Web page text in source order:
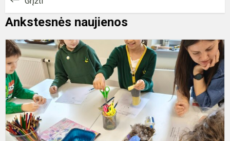
Ankstesnės naujienos